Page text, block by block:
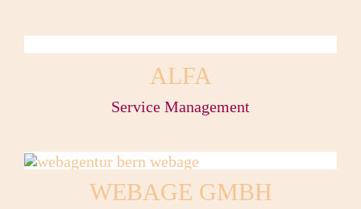
ALFA
Service Management
WEBAGE GMBH